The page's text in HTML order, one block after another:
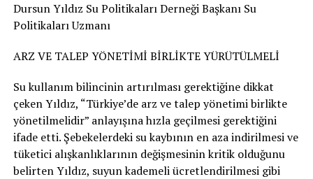
Dursun Yıldız Su Politikaları Derneği Başkanı Su
Politikaları Uzmanı
ARZ VE TALEP YÖNETİMİ BİRLİKTE YÜRÜTÜLMELİ
Su kullanım bilincinin artırılması gerektiğine dikkat
çeken Yıldız, “Türkiye’de arz ve talep yönetimi birlikte
yönetilmelidir” anlayışına hızla geçilmesi gerektiğini
ifade etti. Şebekelerdeki su kaybının en aza indirilmesi ve
tüketici alışkanlıklarının değişmesinin kritik olduğunu
belirten Yıldız, suyun kademeli ücretlendirilmesi gibi